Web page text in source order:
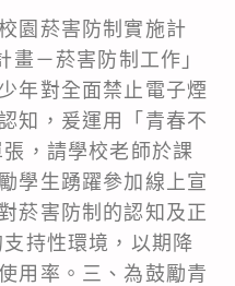
園菸害防制實施計
－菸害防制工作」
年對全面禁止電子煙
知，爰運用「青春不
，請學校老師於課
學生踴躍參加線上宣
菸害防制的認知及正
持性環境，以期降
用率。三、為鼓勵青